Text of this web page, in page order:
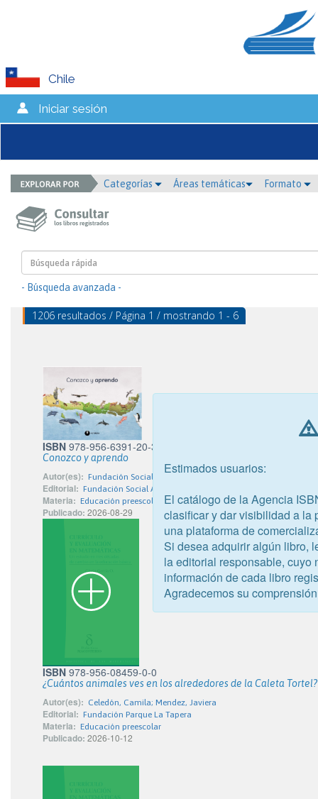
Chile
Iniciar sesión
Categorías Áreas temáticas Formato
- Búsqueda avanzada -
1206 resultados / Página 1 / mostrando 1 - 6
ISBN 978-956-6391-20-3
Conozco y aprendo
Autor(es): Fundación Social Astoreca
Editorial: Fundación Social Astoreca
Materia: Educación preescolar
Publicado: 2026-08-29
ISBN 978-956-08459-0-0
¿Cuántos animales ves en los alrededores de la Caleta Tortel?
Autor(es): Celedón, Camila; Mendez, Javiera
Editorial: Fundación Parque La Tapera
Materia: Educación preescolar
Publicado: 2026-10-12
Estimados usuarios:
El catálogo de la Agencia
clasificar y dar visibilidad a la
una plataforma de
Si desea adquirir algún libro,
la editorial responsable, cuyo
información de cada libro
Agradecemos su